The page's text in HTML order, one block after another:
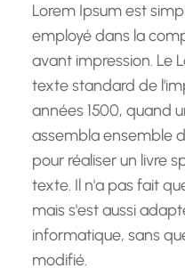
Lorem Ipsum est
employé dans la
avant impression. Le
texte standard de
années 1500, quand
assembla ensemble
pour réaliser un livre
texte. Il n'a pas fait
mais s'est aussi
informatique, sans
modifié.